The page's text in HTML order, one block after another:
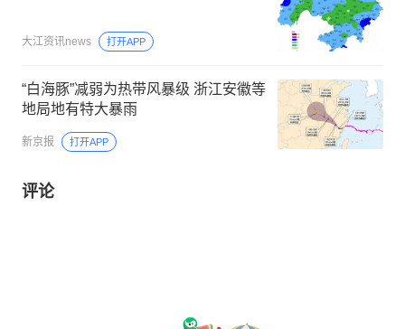
大江资讯news 打开APP
“白海豚”减弱为热带风暴级 浙江安徽等
地局地有特大暴雨
新京报 打开APP
评论